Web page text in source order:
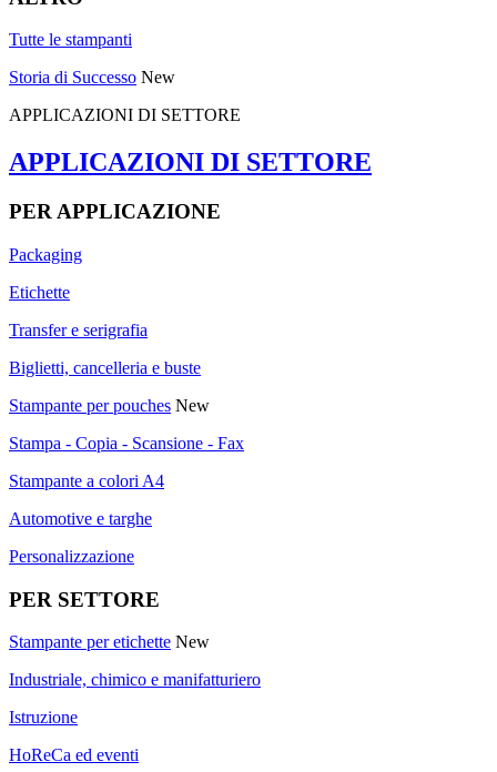
Tutte le stampanti
Storia di Successo New
APPLICAZIONI DI SETTORE
APPLICAZIONI DI SETTORE
PER APPLICAZIONE
Packaging
Etichette
Transfer e serigrafia
Biglietti, cancelleria e buste
Stampante per pouches New
Stampa - Copia - Scansione - Fax
Stampante a colori A4
Automotive e targhe
Personalizzazione
PER SETTORE
Stampante per etichette New
Industriale, chimico e manifatturiero
Istruzione
HoReCa ed eventi